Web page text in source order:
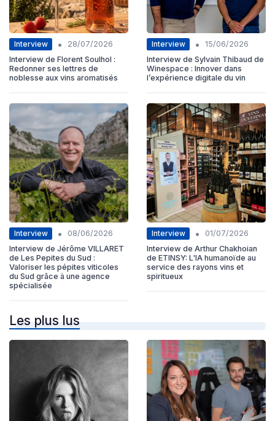
Interview •
28/07/2026
Interview de Florent Soulhol :
Redonner ses lettres de
noblesse aux vins aromatisés
Interview •
15/06/2026
Interview de Sylvain Thibaud de
Winespace : Innover dans
l’expérience digitale du vin
Interview •
08/06/2026
Interview de Jérôme VILLARET
de Les Pepites du Sud :
Valoriser les pépites viticoles
du Sud grâce à une agence
spécialisée
Interview •
01/07/2026
Interview de Arthur Chakhoian
de ETINSY: L'IA humanoïde au
service des rayons vins et
spiritueux
Les plus lus